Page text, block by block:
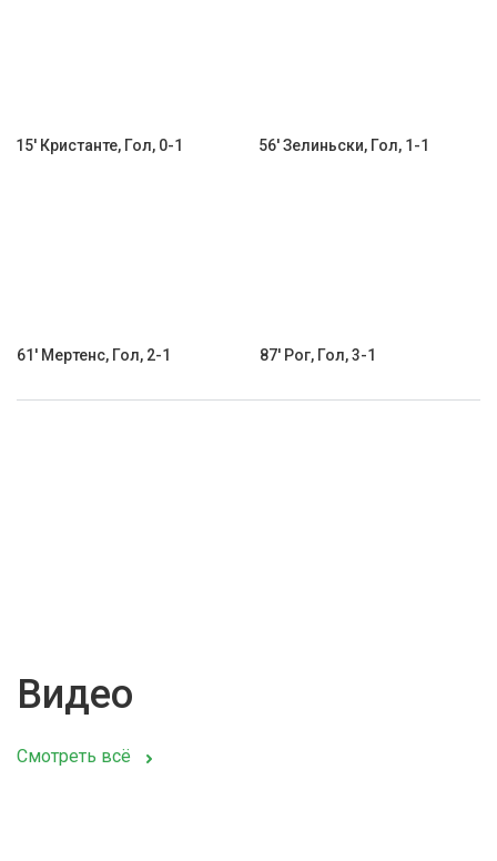
15' Кристанте, Гол, 0-1 56' Зелиньски, Гол, 1-1
61' Мертенс, Гол, 2-1 87' Рог, Гол, 3-1
Видео
Смотреть всё